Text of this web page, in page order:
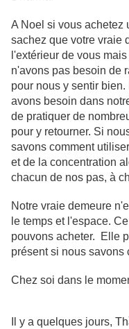
A Noel si vous achetez
sachez que votre vraie
l'extérieur de vous
n'avons pas besoin de
pour nous y sentir
avons besoin dans
de pratiquer de
pour y retourner. Si
savons comment
et de la concentration
chacun de nos pas, à
Notre vraie demeure
le temps et l'espace.
pouvons acheter. Elle
présent si nous savons
Chez soi dans le
Il y a quelques jours,